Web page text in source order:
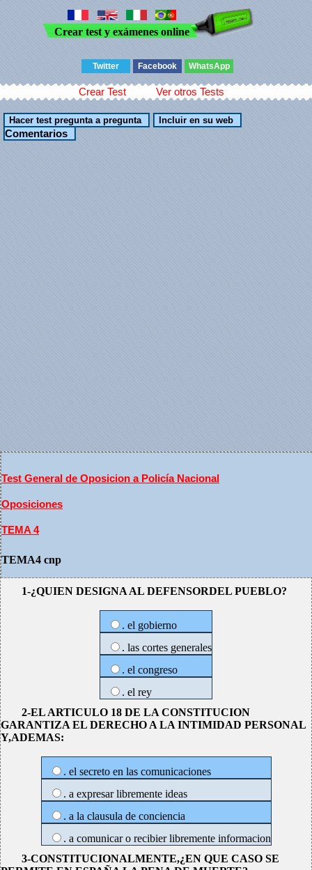
Crear test y exámenes online
Twitter Facebook WhatsApp
Crear Test Ver otros Tests
Comentarios
Test General de Oposicion a Policía Nacional
Oposiciones
TEMA 4
TEMA4 cnp
1-¿QUIEN DESIGNA AL DEFENSORDEL PUEBLO?
. el gobierno
. las cortes generales
. el congreso
. el rey
2-EL ARTICULO 18 DE LA CONSTITUCION
GARANTIZA EL DERECHO A LA INTIMIDAD PERSONAL
Y,ADEMAS:
. el secreto en las comunicaciones
. a expresar libremente ideas
. a la clausula de conciencia
. a comunicar o recibier libremente informacion
3-CONSTITUCIONALMENTE,¿EN QUE CASO SE